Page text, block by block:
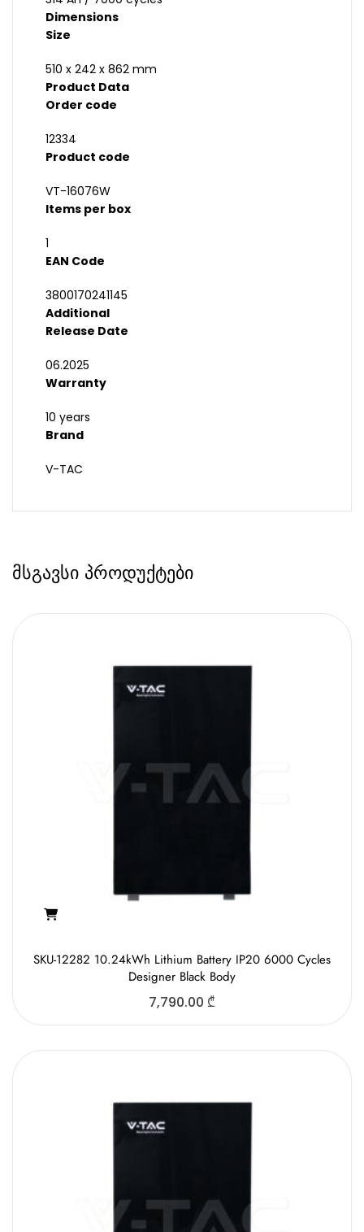
Dimensions
Size
510 x 242 x 862 mm
Product Data
Order code
12334
Product code
VT-16076W
Items per box
1
EAN Code
3800170241145
Additional
Release Date
06.2025
Warranty
10 years
Brand
V-TAC
მსგავსი პროდუქტები
SKU-12282 10.24kWh Lithium Battery IP20 6000 Cycles
Designer Black Body
7,790.00 ₾